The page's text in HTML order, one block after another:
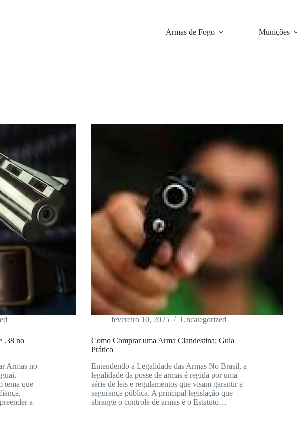
Armas de Fogo Munições
.38 no
Armas no
tema que
a
fevereiro 10, 2025 Uncategorized
Como Comprar uma Arma Clandestina: Guia
Prático
Entendendo a Legalidade das Armas No Brasil, a
legalidade da posse de armas é regida por uma
série de leis e regulamentos que visam garantir a
segurança pública. A principal legislação que
abrange o controle de armas é o Estatuto…